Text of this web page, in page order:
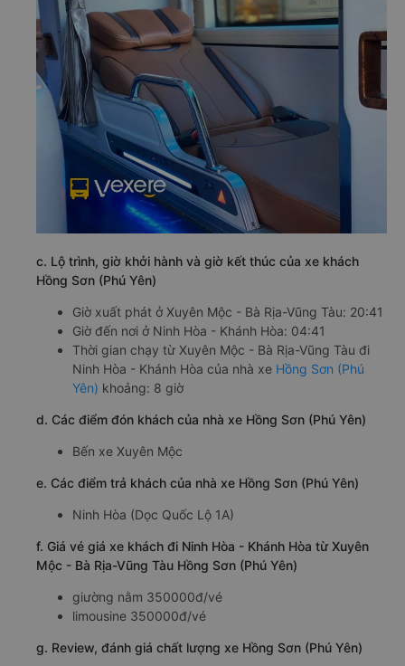
c. Lộ trình, giờ khởi hành và giờ kết thúc của xe khách
Hồng Sơn (Phú Yên)
Giờ xuất phát ở Xuyên Mộc - Bà Rịa-Vũng Tàu: 20:41
Giờ đến nơi ở Ninh Hòa - Khánh Hòa: 04:41
Thời gian chạy từ Xuyên Mộc - Bà Rịa-Vũng Tàu đi
Ninh Hòa - Khánh Hòa của nhà xe Hồng Sơn (Phú
Yên) khoảng: 8 giờ
d. Các điểm đón khách của nhà xe Hồng Sơn (Phú Yên)
Bến xe Xuyên Mộc
e. Các điểm trả khách của nhà xe Hồng Sơn (Phú Yên)
Ninh Hòa (Dọc Quốc Lộ 1A)
f. Giá vé giá xe khách đi Ninh Hòa - Khánh Hòa từ Xuyên
Mộc - Bà Rịa-Vũng Tàu Hồng Sơn (Phú Yên)
giường nằm 350000đ/vé
limousine 350000đ/vé
g. Review, đánh giá chất lượng xe Hồng Sơn (Phú Yên)